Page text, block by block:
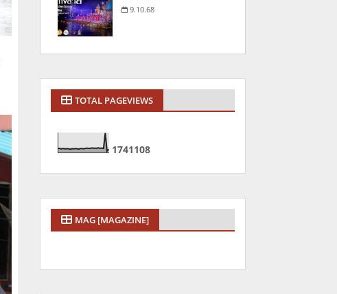
9.10.68
TOTAL PAGEVIEWS
1741108
MAG [MAGAZINE]